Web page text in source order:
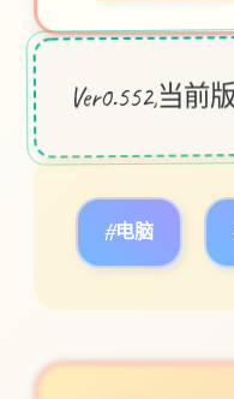
Ver0.552,当
#电脑